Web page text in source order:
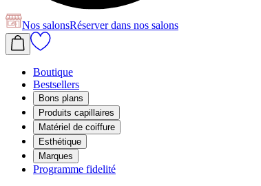
Nos salonsRéserverdans nos salons
Boutique
Bestsellers
Bons plans
Produits capillaires
Matériel de coiffure
Esthétique
Marques
Programme fidelité